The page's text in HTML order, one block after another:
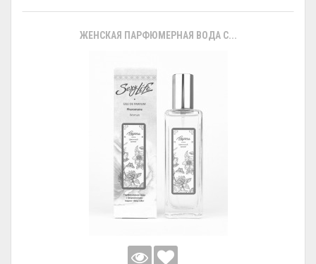
ЖЕНСКАЯ ПАРФЮМЕРНАЯ ВОДА С...